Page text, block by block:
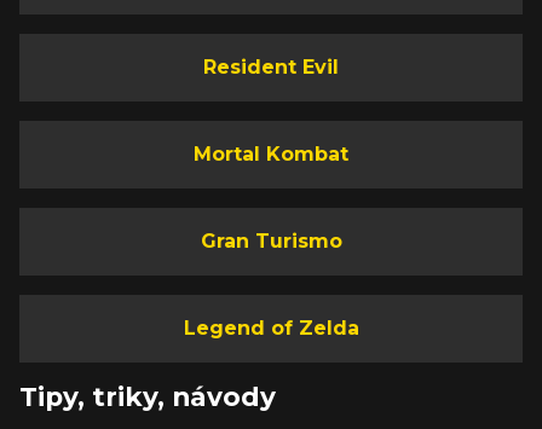
Resident Evil
Mortal Kombat
Gran Turismo
Legend of Zelda
Tipy, triky, návody